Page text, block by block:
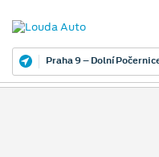
Praha 9 – Dolní